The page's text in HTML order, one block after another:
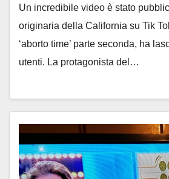
Un incredibile video è stato
originaria della California su Tik
‘aborto time’ parte seconda, ha
utenti. La protagonista del…